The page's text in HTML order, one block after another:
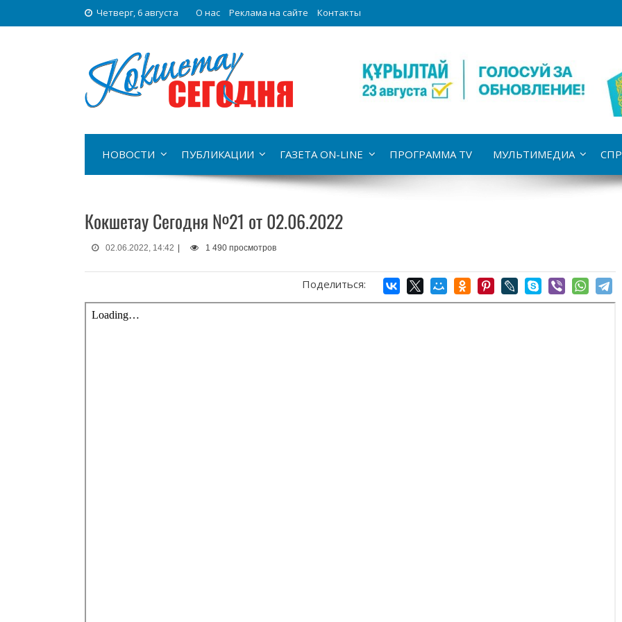
Четверг, 6 августа О нас Реклама на сайте Контакты
НОВОСТИ ПУБЛИКАЦИИ ГАЗЕТА ON-LINE ПРОГРАММА TV МУЛЬТИМЕДИА
Кокшетау Сегодня №21 от 02.06.2022
02.06.2022, 14:42 | 1 490 просмотров
Поделиться: